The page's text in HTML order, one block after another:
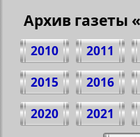
Архив газеты
2010 2011
2015
2016
2020
2021
Поделитесь 1